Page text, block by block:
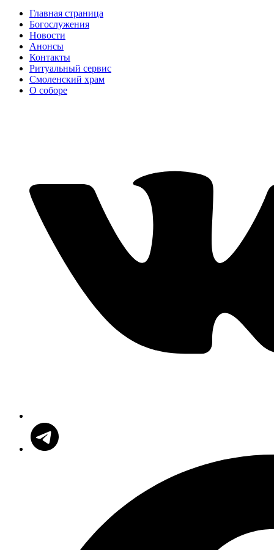
Главная страница
Богослужения
Новости
Анонсы
Контакты
Ритуальный сервис
Смоленский храм
О соборе